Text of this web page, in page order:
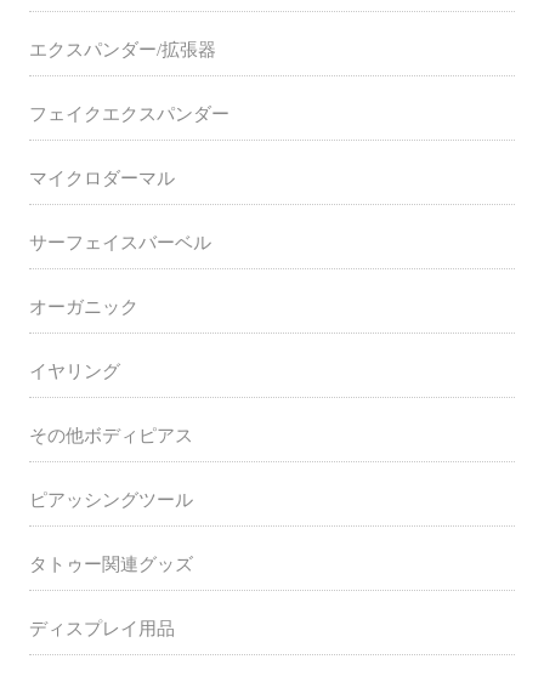
エクスパンダー/拡張器
フェイクエクスパンダー
マイクロダーマル
サーフェイスバーベル
オーガニック
イヤリング
その他ボディピアス
ピアッシングツール
タトゥー関連グッズ
ディスプレイ用品